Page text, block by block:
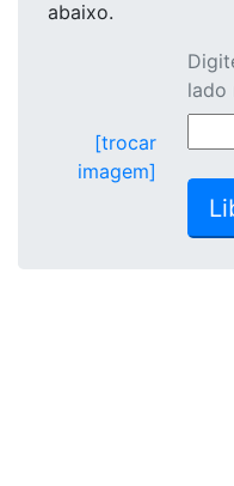
abaixo.
[trocar
imagem]
lado